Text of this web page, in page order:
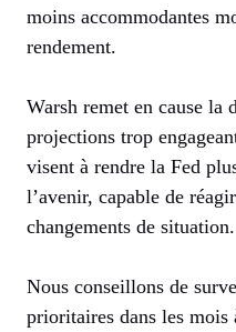
moins accommodantes
rendement.
Warsh remet en cause la
projections trop
visent à rendre la Fed
l’avenir, capable de
changements de situation.
Nous conseillons de
prioritaires dans les mois